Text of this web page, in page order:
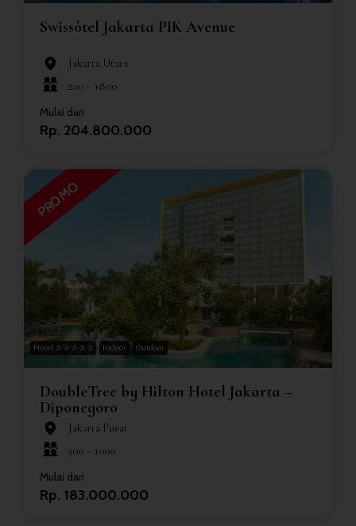
Swissôtel Jakarta PIK Avenue
Jakarta Utara
200 - 1800
Mulai dari
Rp. 204.800.000
PROMO
Hotel ✰ ✰ ✰ ✰ ✰ Indoor Outdoor
DoubleTree by Hilton Hotel Jakarta –
Diponegoro
Jakarta Pusat
300 - 1000
Mulai dari
Rp. 183.000.000